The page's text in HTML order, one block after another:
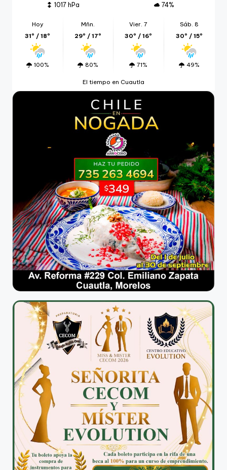
1017 hPa
74%
Hoy
31º / 18º
100%
Mñn.
29º / 17º
80%
Vier. 7
30º / 16º
71%
Sáb. 8
30º / 15º
49%
El tiempo en Cuautla